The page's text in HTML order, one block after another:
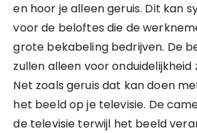
en hoor je alleen geruis. Dit kan
voor de beloftes die de
grote bekabeling bedrijven. De
zullen alleen voor onduidelijkheid
Net zoals geruis dat kan doen
het beeld op je televisie. De
de televisie terwijl het beeld